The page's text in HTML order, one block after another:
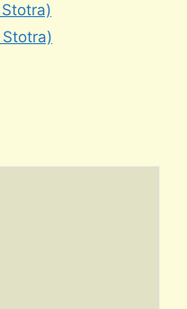
Stotra)
Stotra)